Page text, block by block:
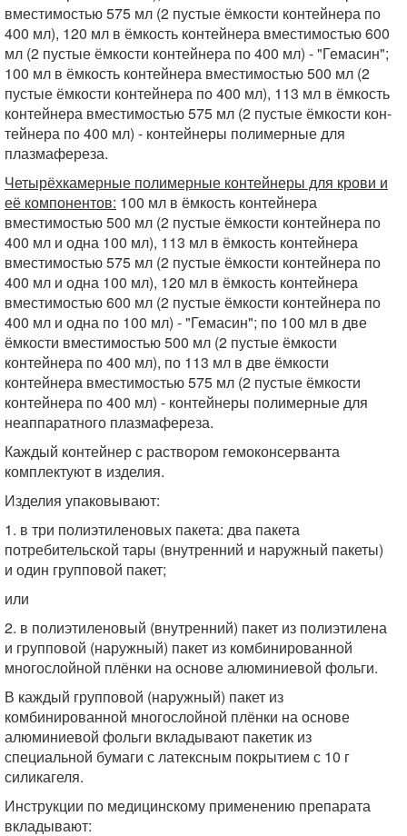
вме­стимостью 575 мл (2 пустые ёмкости контейнера по
400 мл), 120 мл в ёмкость кон­тейнера вместимостью 600
мл (2 пустые ёмкости контейнера по 400 мл) - "Гемасин";
100 мл в ёмкость контейнера вместимостью 500 мл (2
пустые ёмкости контейнера по 400 мл), 113 мл в ёмкость
контейнера вме­стимостью 575 мл (2 пустые ёмкости кон­
тейнера по 400 мл) - контейнеры полимерные для
плазмафереза.
Четырёхкамерные полимерные контей­неры для крови и
её компонентов: 100 мл в ёмкость контейнера
вместимостью 500 мл (2 пустые ёмкости контейнера по
400 мл и одна 100 мл), 113 мл в ёмкость контейнера
вместимостью 575 мл (2 пустые ёмкости контейнера по
400 мл и одна 100 мл), 120 мл в ёмкость контейнера
вместимостью 600 мл (2 пустые ёмкости контейнера по
400 мл и одна по 100 мл) - "Гемасин"; по 100 мл в две
ёмкости вместимостью 500 мл (2 пустые ёмкости
контейнера по 400 мл), по 113 мл в две ёмкости
контейнера вместимостью 575 мл (2 пустые ёмкости
контейнера по 400 мл) - контейнеры полимерные для
неап­паратного плазмафереза.
Каждый контейнер с раствором гемокон­серванта
комплектуют в изделия.
Изделия упаковывают:
1. в три полиэтиленовых пакета: два пакета
потребительской тары (внутренний и на­ружный пакеты)
и один групповой пакет;
или
2. в полиэтиленовый (внутренний) пакет из полиэтилена
и групповой (наружный) пакет из комбинированной
многослойной плёнки на основе алюминиевой фольги.
В каждый групповой (наружный) пакет из
комбинированной многослойной плёнки на основе
алюминиевой фольги вкладывают пакетик из
специальной бумаги с латекс­ным покрытием с 10 г
силикагеля.
Инструкции по медицинскому примене­нию препарата
вкладывают: